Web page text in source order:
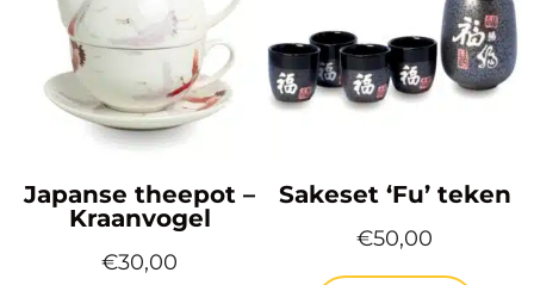
Japanse theepot –
Kraanvogel
€30,00
Sakeset ‘Fu’ teken
€50,00